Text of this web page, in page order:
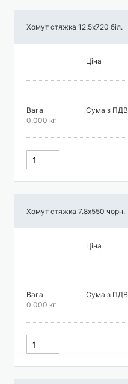
Хомут стяжка 12.5х720 біл.
Ціна
Вага
0.000 кг
Сума з ПДВ
Хомут стяжка 7.8х550 чорн.
Ціна
Вага
0.000 кг
Сума з ПДВ